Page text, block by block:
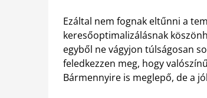
Ezáltal nem fognak eltűnni a
keresőoptimalizálásnak
egyből ne vágyjon túlságosan
feledkezzen meg, hogy
Bármennyire is meglepő, de a